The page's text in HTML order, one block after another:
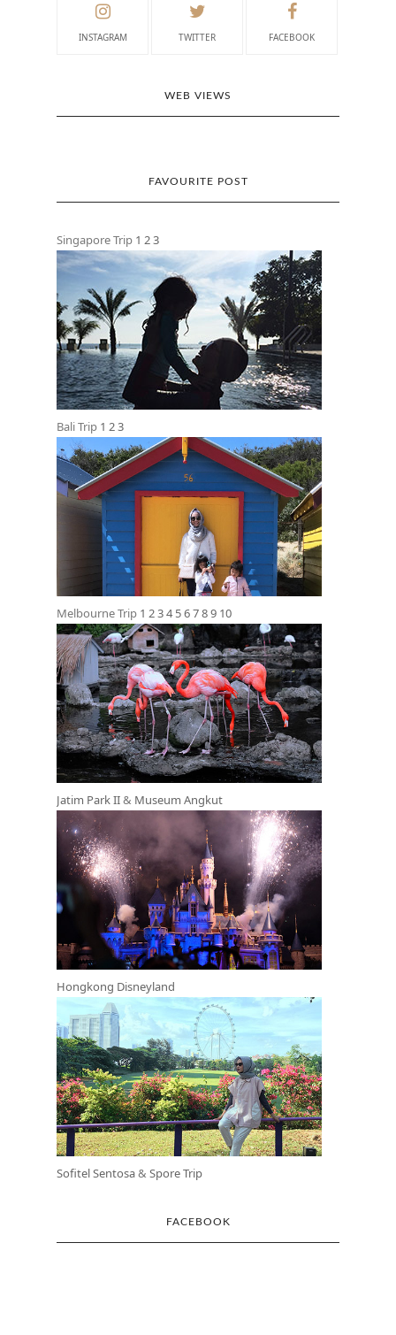
INSTAGRAM TWITTER FACEBOOK
WEB VIEWS
FAVOURITE POST
Singapore Trip 1 23
Bali Trip 1 23
Melbourne Trip 1 23456789 10
Jatim Park II& Museum Angkut
Hongkong Disneyland
Sofitel Sentosa& Spore Trip
FACEBOOK